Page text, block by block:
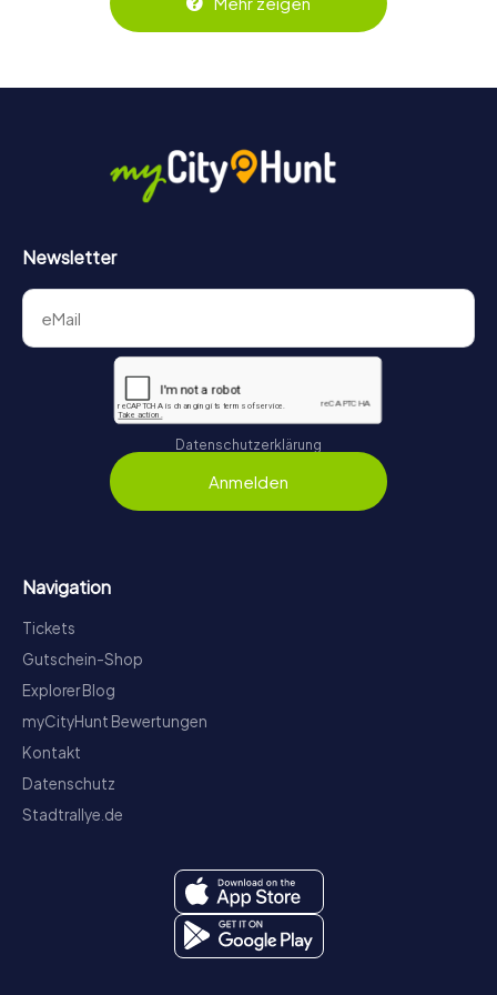
behält ihr jederzeit den Überblick. So wird das Escape
Newsletter
Datenschutzerklärung
Anmelden
Navigation
Tickets
Gutschein-Shop
Explorer Blog
myCityHunt Bewertungen
Kontakt
Datenschutz
Stadtrallye.de